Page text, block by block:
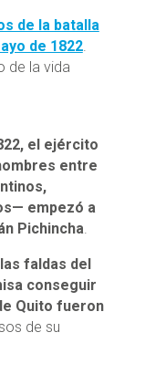
de la batalla
de 1822.
de la vida
el ejército
entre
empezó a
Pichincha.
faldas del
conseguir
Quito fueron
de su